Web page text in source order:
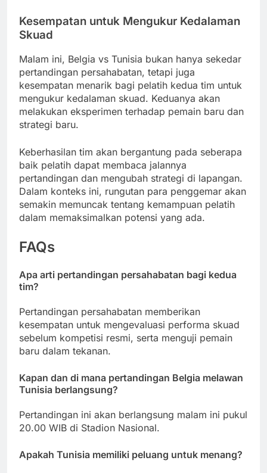
Kesempatan untuk Mengukur Kedalaman
Skuad
Malam ini, Belgia vs Tunisia bukan hanya sekedar
pertandingan persahabatan, tetapi juga
kesempatan menarik bagi pelatih kedua tim untuk
mengukur kedalaman skuad. Keduanya akan
melakukan eksperimen terhadap pemain baru dan
strategi baru.
Keberhasilan tim akan bergantung pada seberapa
baik pelatih dapat membaca jalannya
pertandingan dan mengubah strategi di lapangan.
Dalam konteks ini, rungutan para penggemar akan
semakin memuncak tentang kemampuan pelatih
dalam memaksimalkan potensi yang ada.
FAQs
Apa arti pertandingan persahabatan bagi kedua
tim?
Pertandingan persahabatan memberikan
kesempatan untuk mengevaluasi performa skuad
sebelum kompetisi resmi, serta menguji pemain
baru dalam tekanan.
Kapan dan di mana pertandingan Belgia melawan
Tunisia berlangsung?
Pertandingan ini akan berlangsung malam ini pukul
20.00 WIB di Stadion Nasional.
Apakah Tunisia memiliki peluang untuk menang?